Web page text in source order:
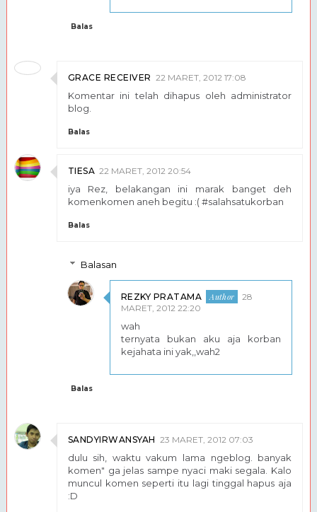
Balas
GRACE RECEIVER 22 MARET, 2012 17:08
Komentar ini telah dihapus oleh administrator
blog.
Balas
TIESA 22 MARET, 2012 20:54
iya Rez, belakangan ini marak banget deh
komenkomen aneh begitu :( #salahsatukorban
Balas
Balasan
REZKY PRATAMA
28
MARET, 2012 22:20
wah
ternyata bukan aku aja korban
kejahata ini yak,,wah2
Balas
SANDYIRWANSYAH 23 MARET, 2012 07:03
dulu sih, waktu vakum lama ngeblog. banyak
komen" ga jelas sampe nyaci maki segala. Kalo
muncul komen seperti itu lagi tinggal hapus aja
:D